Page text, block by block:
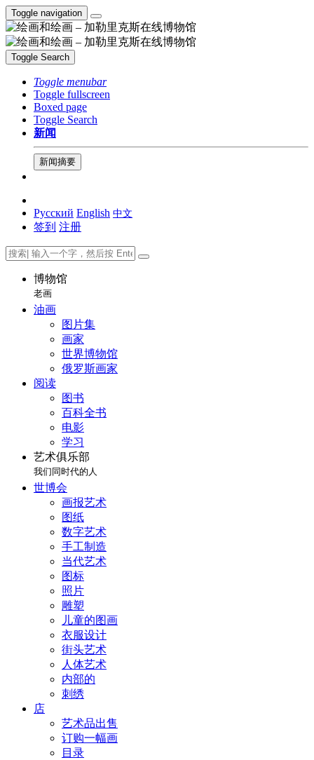
Toggle navigation
Toggle Search
Toggle menubar
Toggle fullscreen
Boxed page
Toggle Search
新闻
新闻摘要
Русский English 中文
签到 注册
博物馆
老画
油画
图片集
画家
世界博物馆
俄罗斯画家
阅读
图书
百科全书
电影
学习
艺术俱乐部
我们同时代的人
世博会
画报艺术
图纸
数字艺术
手工制造
当代艺术
图标
照片
雕塑
儿童的图画
衣服设计
街头艺术
人体艺术
内部的
刺绣
店
艺术品出售
订购一幅画
目录